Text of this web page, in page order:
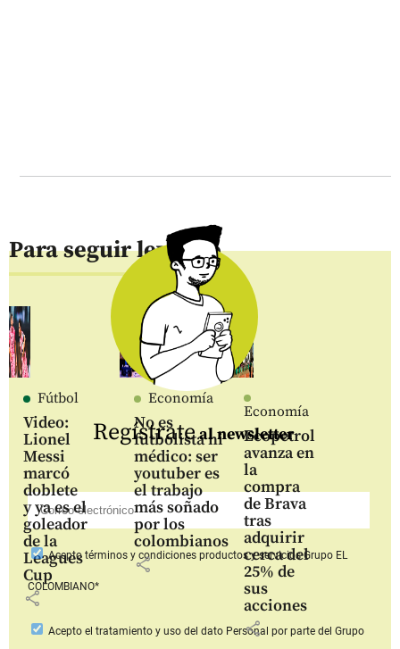
Para seguir leyendo
Fútbol
Video:
Lionel
Messi
marcó
doblete
y ya es el
goleador
de la
Leagues
Cup
share
Economía
No es
futbolista ni
médico: ser
youtuber es
el trabajo
más soñado
por los
colombianos
share
Economía
Ecopetrol
avanza en
la
compra
de Brava
tras
adquirir
cerca del
25% de
sus
acciones
share
Regístrateal newsletter
Aceptotérminos y condiciones productos y serviciosGrupo EL
COLOMBIANO*
Acepto el tratamiento y uso del dato Personal por parte del Grupo